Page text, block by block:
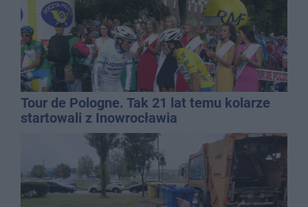
Tour de Pologne. Tak 21 lat temu kolarze
startowali z Inowrocławia